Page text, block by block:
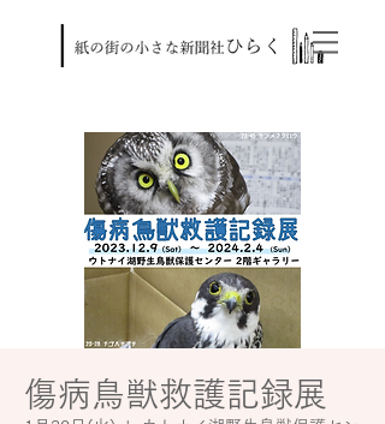
傷病鳥獣救護記録展